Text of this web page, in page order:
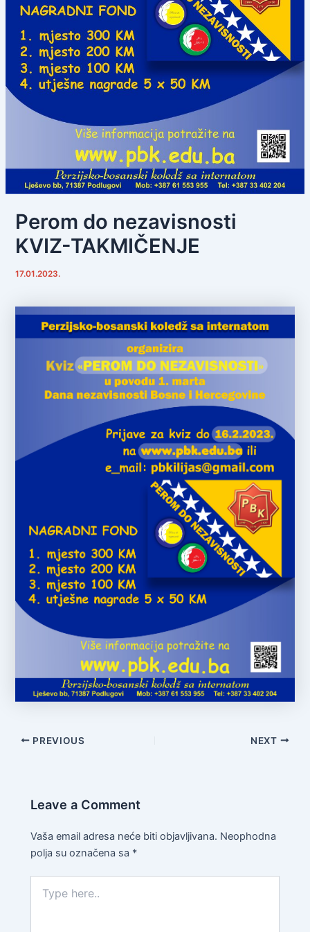
Perom do nezavisnosti
KVIZ-TAKMIČENJE
17.01.2023.
PREVIOUS NEXT
Leave a Comment
Vaša email adresa neće biti objavljivana. Neophodna
polja su označena sa *
here..